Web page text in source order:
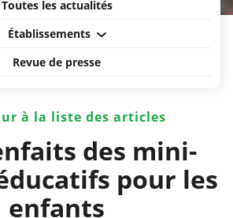
Toutes les actualités
Établissements
Revue de presse
à la liste des articles
des mini-
pour les
enfants